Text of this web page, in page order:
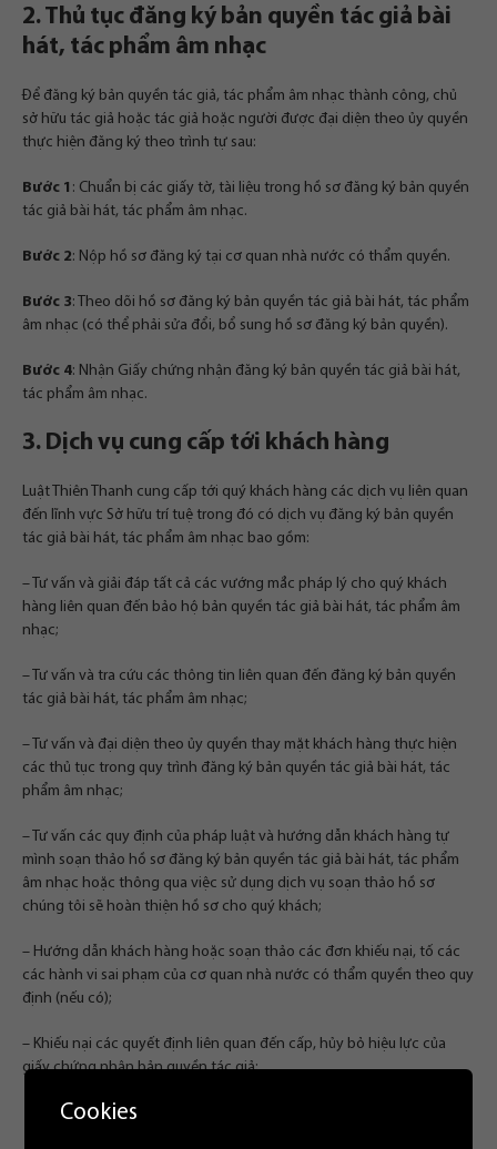
2. Thủ tục đăng ký bản quyền tác giả bài
hát, tác phẩm âm nhạc
Để đăng ký bản quyền tác giả, tác phẩm âm nhạc thành công, chủ
sở hữu tác giả hoặc tác giả hoặc người được đại diện theo ủy quyền
thực hiện đăng ký theo trình tự sau:
Bước 1 : Chuẩn bị các giấy tờ, tài liệu trong hồ sơ đăng ký bản quyền
tác giả bài hát, tác phẩm âm nhạc.
Bước 2: Nộp hồ sơ đăng ký tại cơ quan nhà nước có thẩm quyền.
Bước 3: Theo dõi hồ sơ đăng ký bản quyền tác giả bài hát, tác phẩm
âm nhạc (có thể phải sửa đổi, bổ sung hồ sơ đăng ký bản quyền).
Bước 4: Nhận Giấy chứng nhận đăng ký bản quyền tác giả bài hát,
tác phẩm âm nhạc.
3. Dịch vụ cung cấp tới khách hàng
Luật Thiên Thanh cung cấp tới quý khách hàng các dịch vụ liên quan
đến lĩnh vực Sở hữu trí tuệ trong đó có dịch vụ đăng ký bản quyền
tác giả bài hát, tác phẩm âm nhạc bao gồm:
– Tư vấn và giải đáp tất cả các vướng mắc pháp lý cho quý khách
hàng liên quan đến bảo hộ bản quyền tác giả bài hát, tác phẩm âm
nhạc;
– Tư vấn và tra cứu các thông tin liên quan đến đăng ký bản quyền
tác giả bài hát, tác phẩm âm nhạc;
– Tư vấn và đại diện theo ủy quyền thay mặt khách hàng thực hiện
các thủ tục trong quy trình đăng ký bản quyền tác giả bài hát, tác
phẩm âm nhạc;
– Tư vấn các quy định của pháp luật và hướng dẫn khách hàng tự
mình soạn thảo hồ sơ đăng ký bản quyền tác giả bài hát, tác phẩm
âm nhạc hoặc thông qua việc sử dụng dịch vụ soạn thảo hồ sơ
chúng tôi sẽ hoàn thiện hồ sơ cho quý khách;
– Hướng dẫn khách hàng hoặc soạn thảo các đơn khiếu nại, tố các
các hành vi sai phạm của cơ quan nhà nước có thẩm quyền theo quy
định (nếu có);
– Khiếu nại các quyết định liên quan đến cấp, hủy bỏ hiệu lực của
giấy chứng nhận bản quyền tác giả;
Cookies